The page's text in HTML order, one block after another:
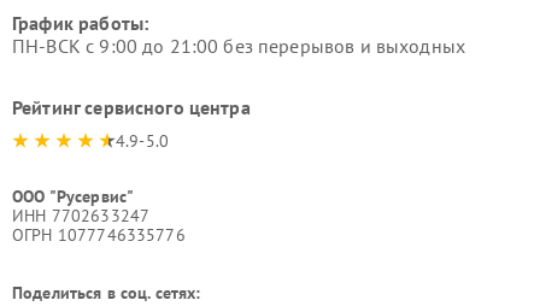
График работы:
ПН-ВСК с 9:00 до 21:00 без перерывов и выходных
Рейтинг сервисного центра
4.9-5.0
ООО "Русервис"
ИНН 7702633247
ОГРН 1077746335776
Поделиться в соц. сетях: